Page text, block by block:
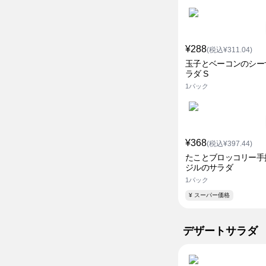
¥288(税込¥311.04)
玉子とベーコンのシ
ラダ S
1パック
¥368(税込¥397.44)
たことブロッコリー
ジルのサラダ
1パック
¥ スーパー価格
デザートサラダ